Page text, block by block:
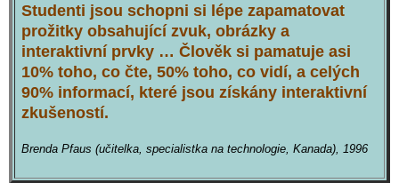
Studenti jsou schopni si lépe zapamatovat
prožitky obsahující zvuk, obrázky a
interaktivní prvky … Člověk si pamatuje asi
10% toho, co čte, 50% toho, co vidí, a celých
90% informací, které jsou získány interaktivní
zkušeností.
Brenda Pfaus (učitelka, specialistka na technologie, Kanada), 1996